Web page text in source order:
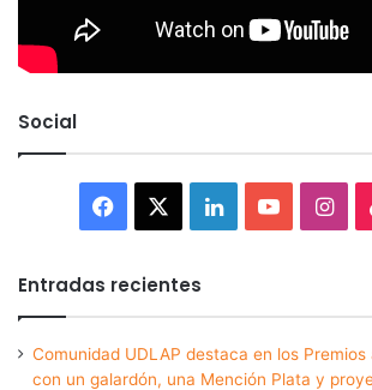
Social
Facebook LinkedInYouTube
Entradas recientes
Comunidad UDLAP destaca en los
con un galardón, una Mención Plata y